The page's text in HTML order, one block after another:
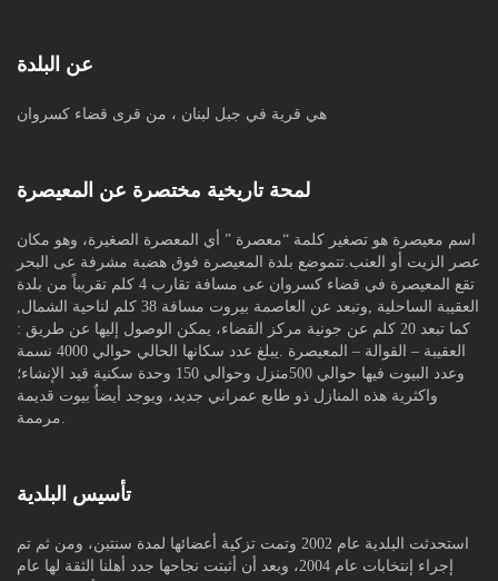
عن البلدة
هي قرية في جبل لبنان ، من قرى قضاء كسروان
لمحة تاريخية مختصرة عن المعيصرة
اسم معيصرة هو تصغير كلمة “معصرة ” أي المعصرة الصغيرة، وهو مكان
عصر الزيت أو العنب.تتموضع بلدة المعيصرة فوق هضبة مشرفة عى البحر
تقع المعيصرة في قضاء كسروان عى مسافة تقارب 4 كلم تقريباً من بلدة
العقيبة الساحلية ,وتبعد عن العاصمة بيروت مسافة 38 كلم لناحية الشمال,
كما تبعد 20 كلم عن جونية مركز القضاء، يمكن الوصول إليها عن طريق :
العقيبة – القوالة – المعيصرة .يبلغ عدد سكانها الحالي حوالي 4000 نسمة
وعدد البيوت فيها حوالي 500منزل وحوالي 150 وحدة سكنية قيد الإنشاء؛
واكثرية هذه المنازل ذو طابع عمراني جديد، ويوجد أيضاٌ بيوت قديمة
مرممة.
تأسيس البلدية
استحدثت البلدية عام 2002 وتمت تزكية أعضائها لمدة سنتين، ومن ثم تم
إجراء إنتخابات عام 2004، وبعد أن أثبتت نجاحها جدد أهلنا الثقة لها عام